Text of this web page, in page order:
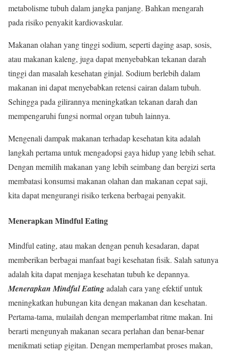
metabolisme tubuh dalam jangka panjang. Bahkan mengarah
pada risiko penyakit kardiovaskular.
Makanan olahan yang tinggi sodium, seperti daging asap, sosis,
atau makanan kaleng, juga dapat menyebabkan tekanan darah
tinggi dan masalah kesehatan ginjal. Sodium berlebih dalam
makanan ini dapat menyebabkan retensi cairan dalam tubuh.
Sehingga pada gilirannya meningkatkan tekanan darah dan
mempengaruhi fungsi normal organ tubuh lainnya.
Mengenali dampak makanan terhadap kesehatan kita adalah
langkah pertama untuk mengadopsi gaya hidup yang lebih sehat.
Dengan memilih makanan yang lebih seimbang dan bergizi serta
membatasi konsumsi makanan olahan dan makanan cepat saji,
kita dapat mengurangi risiko terkena berbagai penyakit.
Menerapkan Mindful Eating
Mindful eating, atau makan dengan penuh kesadaran, dapat
memberikan berbagai manfaat bagi kesehatan fisik. Salah satunya
adalah kita dapat menjaga kesehatan tubuh ke depannya.
Menerapkan Mindful Eatingadalah cara yang efektif untuk
meningkatkan hubungan kita dengan makanan dan kesehatan.
Pertama-tama, mulailah dengan memperlambat ritme makan. Ini
berarti mengunyah makanan secara perlahan dan benar-benar
menikmati setiap gigitan. Dengan memperlambat proses makan,